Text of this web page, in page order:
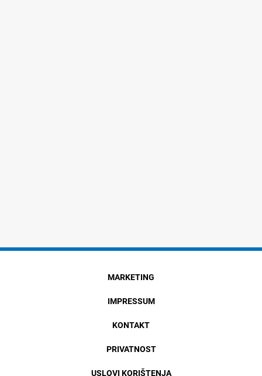
MARKETING
IMPRESSUM
KONTAKT
PRIVATNOST
USLOVI KORIŠTENJA